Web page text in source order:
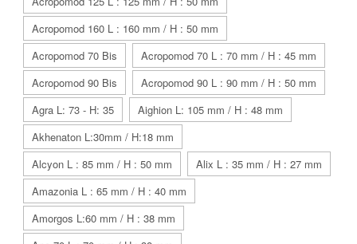
Acropomod 160 L : 160 mm / H : 50 mm
Acropomod 70 Bis
Acropomod 70 L : 70 mm / H : 45 mm
Acropomod 90 Bis
Acropomod 90 L : 90 mm / H : 50 mm
Agra L: 73 - H: 35
Aighion L: 105 mm / H : 48 mm
Akhenaton L:30mm / H:18 mm
Alcyon L : 85 mm / H : 50 mm
Alix L : 35 mm / H : 27 mm
Amazonia L : 65 mm / H : 40 mm
Amorgos L:60 mm / H : 38 mm